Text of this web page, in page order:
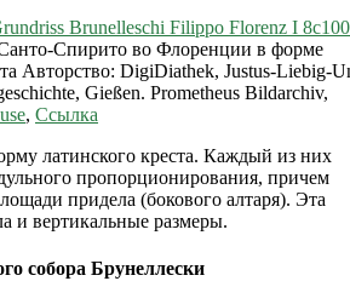
Спирито во Флоренции в форме
Авторство: DigiDiathek, Justus-Liebig-
Gießen. Prometheus Bildarchiv,
, Ссылка
латинского креста. Каждый из них
пропорционирования, причем
придела (бокового алтаря). Эта
и вертикальные размеры.
собора Брунеллески